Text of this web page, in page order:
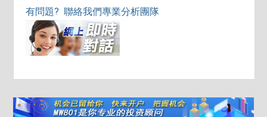
有問題? 聯絡我們專業分析團隊